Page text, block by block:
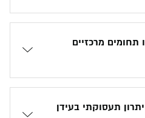
תחומים מרכזיים
תעסוקתי בעידן